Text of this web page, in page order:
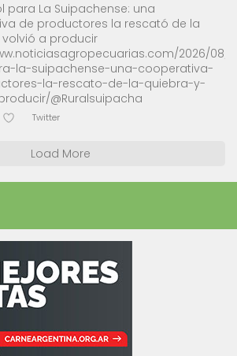
para La Suipachense: una
de productores la rescató de la
a producir
2026/08/
la-suipachense-una-cooperativa-
la-rescato-de-la-quiebra-y-
@Ruralsuipacha
Twitter
Load More